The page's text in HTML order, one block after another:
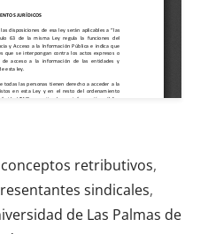
conceptos retributivos,
sindicales,
de Las Palmas de